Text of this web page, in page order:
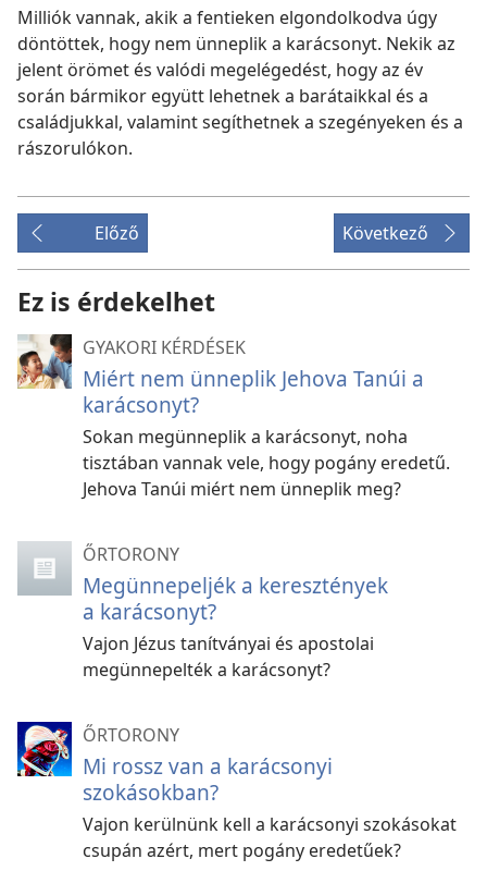
Milliók vannak, akik a fentieken elgondolkodva úgy
döntöttek, hogy nem ünneplik a karácsonyt. Nekik az
jelent örömet és valódi megelégedést, hogy az év
során bármikor együtt lehetnek a barátaikkal és a
családjukkal, valamint segíthetnek a szegényeken és a
rászorulókon.
Előző Következő
Ez is érdekelhet
GYAKORI KÉRDÉSEK
Miért nem ünneplik Jehova Tanúi a
karácsonyt?
Sokan megünneplik a karácsonyt, noha
tisztában vannak vele, hogy pogány eredetű.
Jehova Tanúi miért nem ünneplik meg?
ŐRTORONY
Megünnepeljék a keresztények
a karácsonyt?
Vajon Jézus tanítványai és apostolai
megünnepelték a karácsonyt?
ŐRTORONY
Mi rossz van a karácsonyi
szokásokban?
Vajon kerülnünk kell a karácsonyi szokásokat
csupán azért, mert pogány eredetűek?